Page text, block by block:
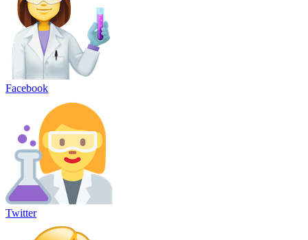
Facebook
Twitter